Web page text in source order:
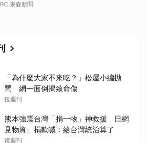
東森新聞
「為什麼大家不來吃？」松屋小編拋
問 網一面倒揭致命傷
鏡週刊
熊本強震台灣「捐一物」神救援 日網
見物資、捐款喊：給台灣統治算了
鏡週刊